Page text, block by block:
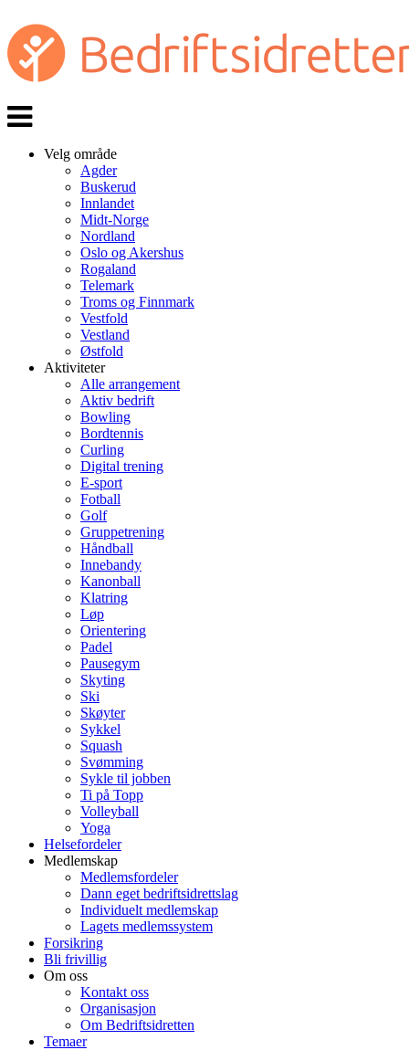
Veksle
navigasjon
Velg område
Agder
Buskerud
Innlandet
Midt-Norge
Nordland
Oslo og Akershus
Rogaland
Telemark
Troms og Finnmark
Vestfold
Vestland
Østfold
Aktiviteter
Alle arrangement
Aktiv bedrift
Bowling
Bordtennis
Curling
Digital trening
E-sport
Fotball
Golf
Gruppetrening
Håndball
Innebandy
Kanonball
Klatring
Løp
Orientering
Padel
Pausegym
Skyting
Ski
Skøyter
Sykkel
Squash
Svømming
Sykle til jobben
Ti på Topp
Volleyball
Yoga
Helsefordeler
Medlemskap
Medlemsfordeler
Dann eget bedriftsidrettslag
Individuelt medlemskap
Lagets medlemssystem
Forsikring
Bli frivillig
Om oss
Kontakt oss
Organisasjon
Om Bedriftsidretten
Temaer